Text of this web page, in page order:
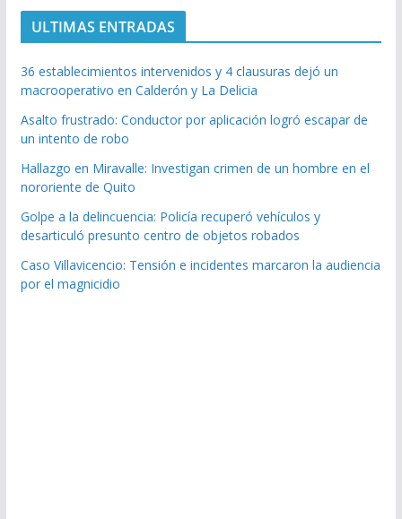
ULTIMAS ENTRADAS
36 establecimientos intervenidos y 4 clausuras dejó un
macrooperativo en Calderón y La Delicia
Asalto frustrado: Conductor por aplicación logró escapar de
un intento de robo
Hallazgo en Miravalle: Investigan crimen de un hombre en el
nororiente de Quito
Golpe a la delincuencia: Policía recuperó vehículos y
desarticuló presunto centro de objetos robados
Caso Villavicencio: Tensión e incidentes marcaron la audiencia
por el magnicidio